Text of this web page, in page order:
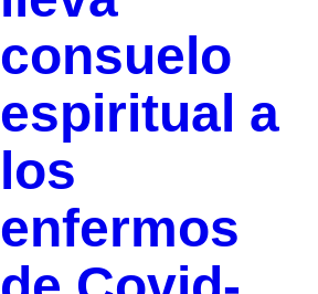
consuelo
espiritual a
los
enfermos